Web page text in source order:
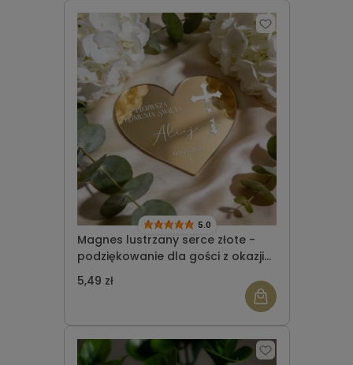
Magnes lustrzany serce złote -
podziękowanie dla gości z okazji
Komunii Świętej wzór 9
5.0
5,49 zł